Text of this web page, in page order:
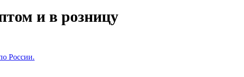
и в розницу
России.